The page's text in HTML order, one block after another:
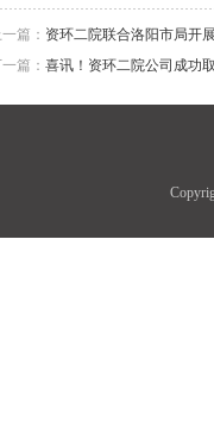
篇： 资环二院联合洛阳市局开
篇： 喜讯！资环二院公司成功